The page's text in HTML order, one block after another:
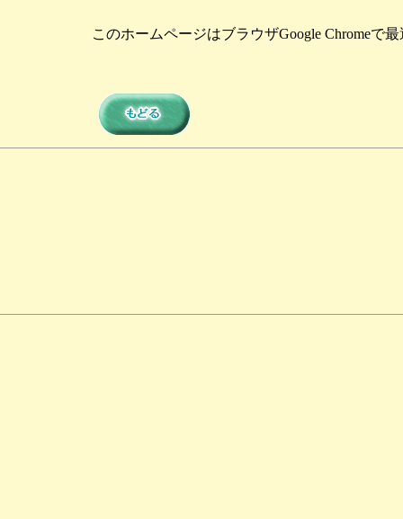
このホームページはブラウザGoogle Chromeで